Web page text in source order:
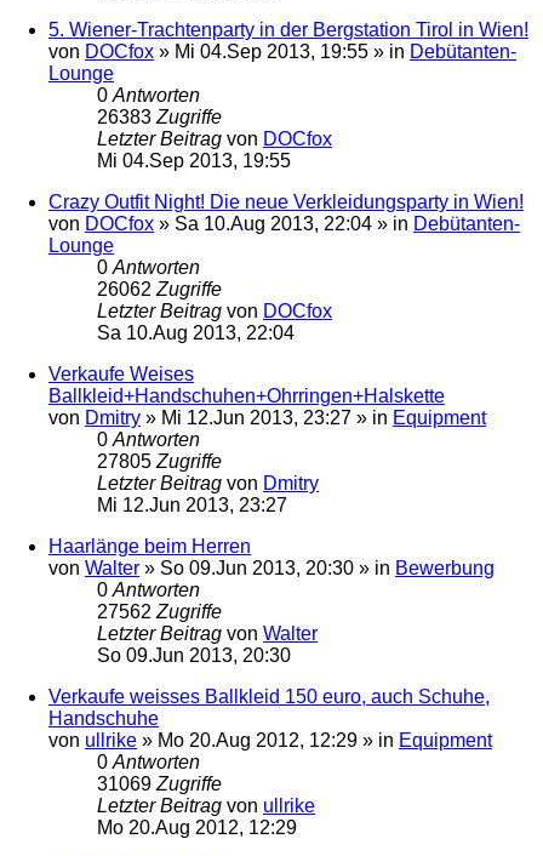
5. Wiener-Trachtenparty in der Bergstation Tirol in Wien!
von DOCfox » Mi 04.Sep 2013, 19:55 » in Debütanten-
Lounge
0 Antworten
26383 Zugriffe
Letzter Beitrag von DOCfox
Mi 04.Sep 2013, 19:55
Crazy Outfit Night! Die neue Verkleidungsparty in Wien!
von DOCfox » Sa 10.Aug 2013, 22:04 » in Debütanten-
Lounge
0 Antworten
26062 Zugriffe
Letzter Beitrag von DOCfox
Sa 10.Aug 2013, 22:04
Verkaufe Weises
Ballkleid+Handschuhen+Ohrringen+Halskette
von Dmitry » Mi 12.Jun 2013, 23:27 » in Equipment
0 Antworten
27805 Zugriffe
Letzter Beitrag von Dmitry
Mi 12.Jun 2013, 23:27
Haarlänge beim Herren
von Walter » So 09.Jun 2013, 20:30 » in Bewerbung
0 Antworten
27562 Zugriffe
Letzter Beitrag von Walter
So 09.Jun 2013, 20:30
Verkaufe weisses Ballkleid 150 euro, auch Schuhe,
Handschuhe
von ullrike » Mo 20.Aug 2012, 12:29 » in Equipment
0 Antworten
31069 Zugriffe
Letzter Beitrag von ullrike
Mo 20.Aug 2012, 12:29